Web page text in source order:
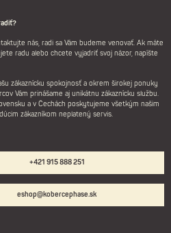
nás, radi sa Vám budeme venovať. Ak máte
radu alebo chcete vyjadriť svoj názor, napíšte
zákaznícku spokojnosť a okrem širokej ponuky
Vám prinášame aj unikátnu zákaznícku službu.
a v Čechách poskytujeme všetkým našim
zákazníkom neplatený servis.
+421 915 888 251
eshop@kobercephase.sk